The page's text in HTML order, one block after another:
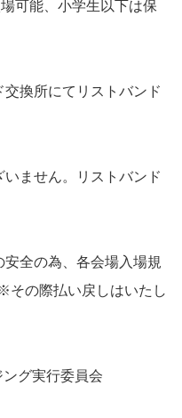
可能、小学生以下は保
換所にてリストバンド
ません。リストバンド
全の為、各会場入場規
その際払い戻しはいたし
グ実行委員会